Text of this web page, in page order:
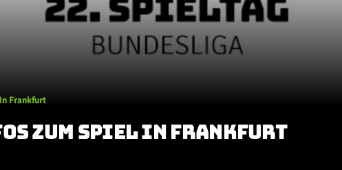
Frankfurt
ZUM SPIEL IN FRANKFURT